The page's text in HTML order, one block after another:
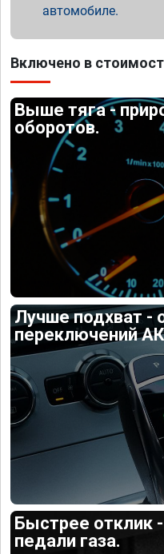
автомобиле.
Включено в
Выше тяга -
оборотов.
Лучше подхват -
переключений
Быстрее отклик
педали газа.